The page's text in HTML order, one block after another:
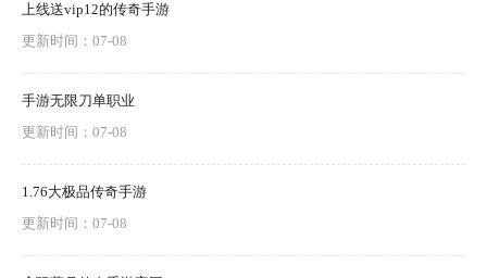
上线送vip12的传奇手游
更新时间：07-08
手游无限刀单职业
更新时间：07-08
1.76大极品传奇手游
更新时间：07-08